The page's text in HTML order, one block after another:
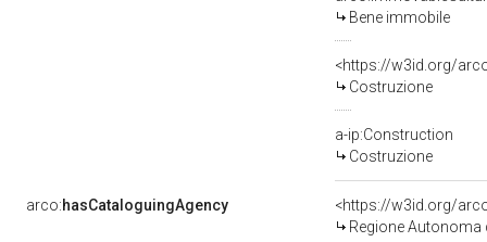
Bene immobile
<https://w3id.org/
Costruzione
a-ip:Construction
Costruzione
arco:hasCataloguingAgency
<https://w3id.org/
Regione Autonoma